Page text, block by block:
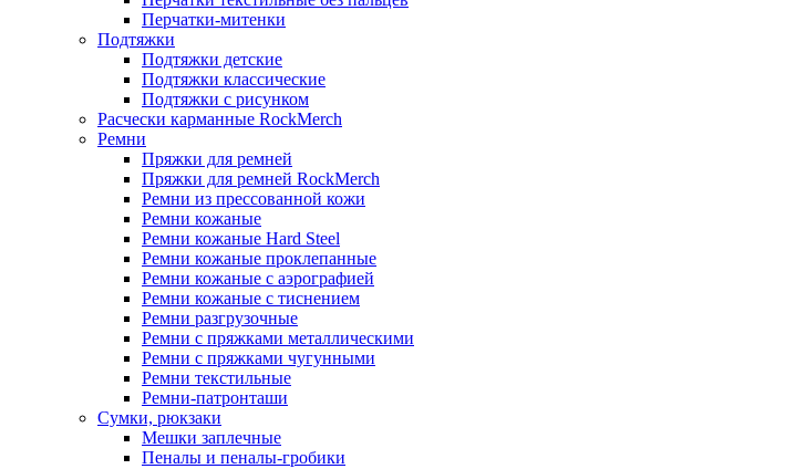
Перчатки-митенки
Подтяжки
Подтяжки детские
Подтяжки классические
Подтяжки с рисунком
Расчески карманные RockMerch
Ремни
Пряжки для ремней
Пряжки для ремней RockMerch
Ремни из прессованной кожи
Ремни кожаные
Ремни кожаные Hard Steel
Ремни кожаные проклепанные
Ремни кожаные с аэрографией
Ремни кожаные с тиснением
Ремни разгрузочные
Ремни с пряжками металлическими
Ремни с пряжками чугунными
Ремни текстильные
Ремни-патронташи
Сумки, рюкзаки
Мешки заплечные
Пеналы и пеналы-гробики